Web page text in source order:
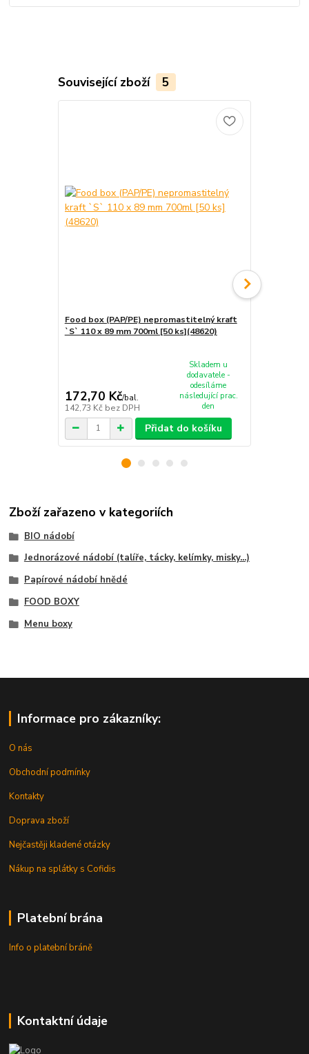
Související zboží 5
Food box (PAP/PE) nepromastitelný kraft
`S` 110 x 89 mm 700ml [50 ks](48620)
172,70 Kč/bal.
142,73 Kč bez DPH
Skladem u
dodavatele -
odesíláme
následující prac.
den
Přidat do košíku
Zboží zařazeno v kategoriích
BIO nádobí
Jednorázové nádobí (talíře, tácky, kelímky, misky...)
Papírové nádobí hnědé
FOOD BOXY
Menu boxy
Informace pro zákazníky:
O nás
Obchodní podmínky
Kontakty
Doprava zboží
Nejčastěji kladené otázky
Nákup na splátky s Cofidis
Platební brána
Info o platební bráně
Kontaktní údaje